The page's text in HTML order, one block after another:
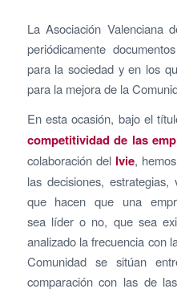
La Asociación Valenciana
periódicamente
para la sociedad y en los
para la mejora de la
En esta ocasión, bajo el
competitividad de las
colaboración del Ivie,
las decisiones,
que hacen que una
sea líder o no, que sea
analizado la frecuencia con
Comunidad se sitúan
comparación con las de